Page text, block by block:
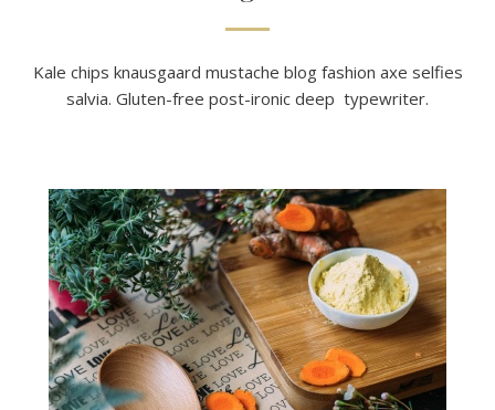
Kale chips knausgaard mustache blog fashion axe selfies
salvia. Gluten-free post-ironic deep typewriter.